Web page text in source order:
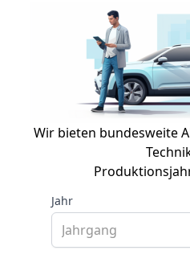
Wir bieten bundesweite
Jahr